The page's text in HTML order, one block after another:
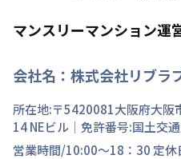
マンスリーマンション運
会社名： 株式会社リブラ
所在地:〒5420081大阪府大阪
14 NEビル ｜免許番号:国土交
営業時間/10:00～18：30 定